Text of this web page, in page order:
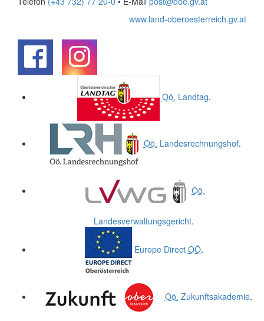
www.land-oberoesterreich.gv.at
Oö. Landtag.
Oö. Landesrechnungshof.
Oö.
Landesverwaltungsgericht.
Europe Direct OÖ.
Oö. Zukunftsakademie.